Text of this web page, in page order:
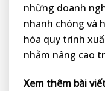
những doanh
nhanh chóng và
hóa quy trình
nhằm nâng cao
Xem thêm bài